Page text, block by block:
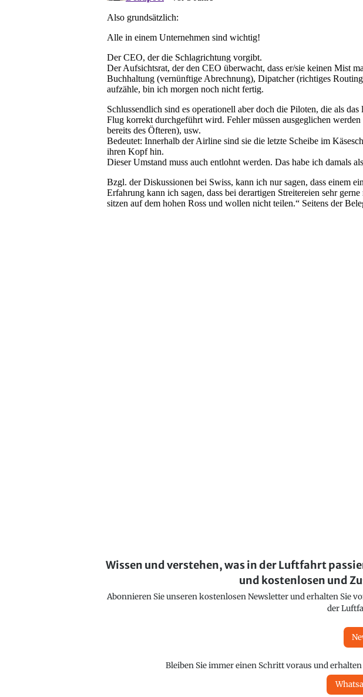
Wissen und verstehen, was in der Luftfahrt
und kostenlosen und
Abonnieren Sie unseren kostenlosen Newsletter und erhalten Sie
der
Bleiben Sie immer einen Schritt voraus und